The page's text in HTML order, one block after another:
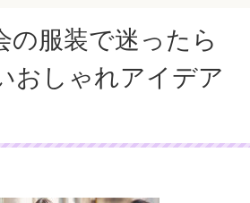
の服装で迷ったら
おしゃれアイデア